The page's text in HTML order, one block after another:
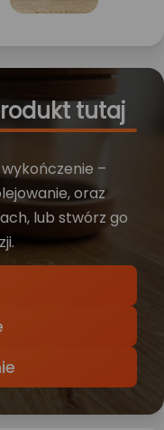
tutaj
–
oraz
lub stwórz go